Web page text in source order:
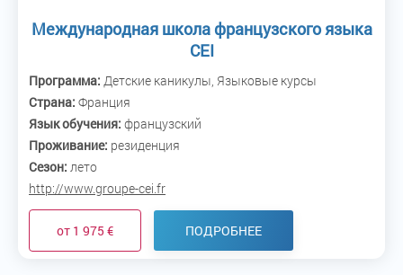
Международная школа французского языка
CEI
Программа: Детские каникулы, Языковые курсы
Страна: Франция
Язык обучения: французский
Проживание: резиденция
Сезон: лето
http://www.groupe-cei.fr
от 1 975 € ПОДРОБНЕЕ